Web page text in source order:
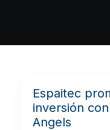
Espaitec
inversión
Angels